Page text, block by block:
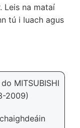
Leis na mataí
tú i luach agus
MITSUBISHI
2009)